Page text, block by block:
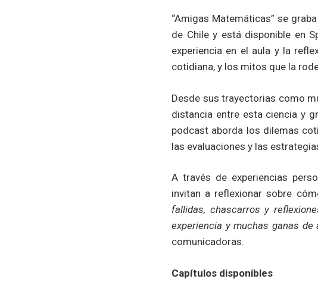
“Amigas Matemáticas” se
de Chile y está disponible en
experiencia en el aula y la
cotidiana, y los mitos que la
Desde sus trayectorias como
distancia entre esta ciencia y
podcast aborda los dilemas
las evaluaciones y las
A través de experiencias
invitan a reflexionar sobre
fallidas, chascarros y
experiencia y muchas ganas
comunicadoras.
Capítulos disponibles